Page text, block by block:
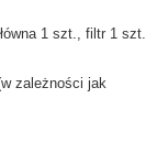
1 szt., filtr 1 szt.
zależności jak